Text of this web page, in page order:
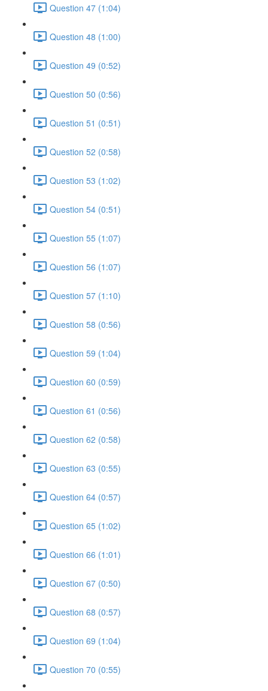
Question 47 (1:04)
Question 48 (1:00)
Question 49 (0:52)
Question 50 (0:56)
Question 51 (0:51)
Question 52 (0:58)
Question 53 (1:02)
Question 54 (0:51)
Question 55 (1:07)
Question 56 (1:07)
Question 57 (1:10)
Question 58 (0:56)
Question 59 (1:04)
Question 60 (0:59)
Question 61 (0:56)
Question 62 (0:58)
Question 63 (0:55)
Question 64 (0:57)
Question 65 (1:02)
Question 66 (1:01)
Question 67 (0:50)
Question 68 (0:57)
Question 69 (1:04)
Question 70 (0:55)